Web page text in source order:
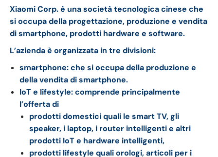
Xiaomi Corp. è una società tecnologica cinese che
si occupa della progettazione, produzione e vendita
di smartphone, prodotti hardware e software.
L’azienda è organizzata in tre divisioni:
smartphone: che si occupa della produzione e
della vendita di smartphone.
IoT e lifestyle: comprende principalmente
l’offerta di
prodotti domestici quali le smart TV, gli
speaker, i laptop, i router intelligenti e altri
prodotti IoT e hardware intelligenti,
prodotti lifestyle quali orologi, articoli per i